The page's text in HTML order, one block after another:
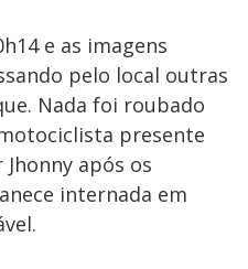
e as imagens
pelo local outras
Nada foi roubado
presente
após os
internada em